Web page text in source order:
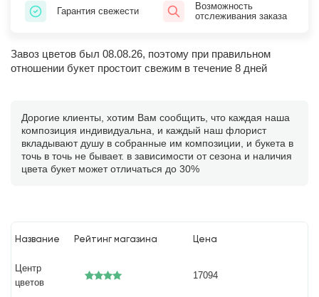
Гарантия свежести
Возможность
отслеживания заказа
Завоз цветов был 08.08.26, поэтому при правильном
отношении букет простоит свежим в течение 8 дней
Дорогие клиенты, хотим Вам сообщить, что каждая наша
композиция индивидуальна, и каждый наш флорист
вкладывают душу в собранные им композиции, и букета в
точь в точь не бывает. в зависимости от сезона и наличия
цвета букет может отличаться до 30%
Название Рейтинг магазина Цена
Центр
цветов
17094